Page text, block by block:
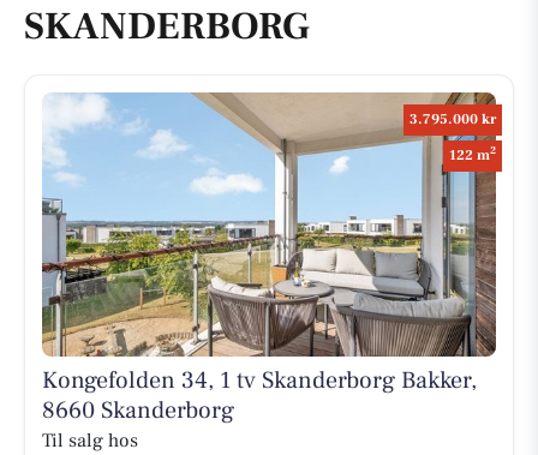
SKANDERBORG
3.795.000 kr
122 m2
Kongefolden 34, 1 tv Skanderborg Bakker,
8660 Skanderborg
Til salg hos